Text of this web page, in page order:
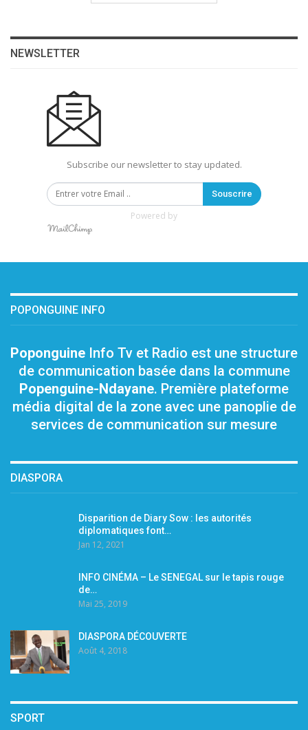
NEWSLETTER
Subscribe our newsletter to stay updated.
Souscrire
Powered by
POPONGUINE INFO
Poponguine Info Tv et Radio est une structure
de communication basée dans la commune
Popenguine-Ndayane. Première plateforme
média digital de la zone avec une panoplie de
services de communication sur mesure
DIASPORA
Disparition de Diary Sow : les autorités
diplomatiques font…
Jan 12, 2021
INFO CINÉMA – Le SENEGAL sur le tapis rouge
de…
Mai 25, 2019
DIASPORA DÉCOUVERTE
Août 4, 2018
SPORT